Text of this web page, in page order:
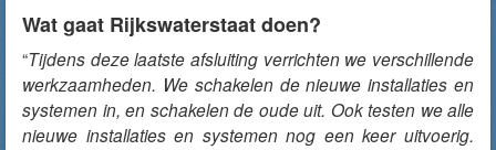
Wat gaat Rijkswaterstaat doen?
“Tijdens deze laatste afsluiting verrichten we verschillende
werkzaamheden. We schakelen de nieuwe installaties en
systemen in, en schakelen de oude uit. Ook testen we alle
nieuwe installaties en systemen nog een keer uitvoerig.